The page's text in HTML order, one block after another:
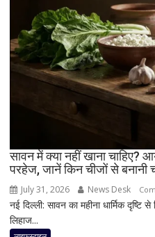
सावन में क्या नहीं खाना चाहिए?
परहेज, जानें किन चीजों से बनानी
July 31, 2026 News Desk
नई दिल्ली: सावन का महीना धार्मिक दृष्टि
लिहाज...